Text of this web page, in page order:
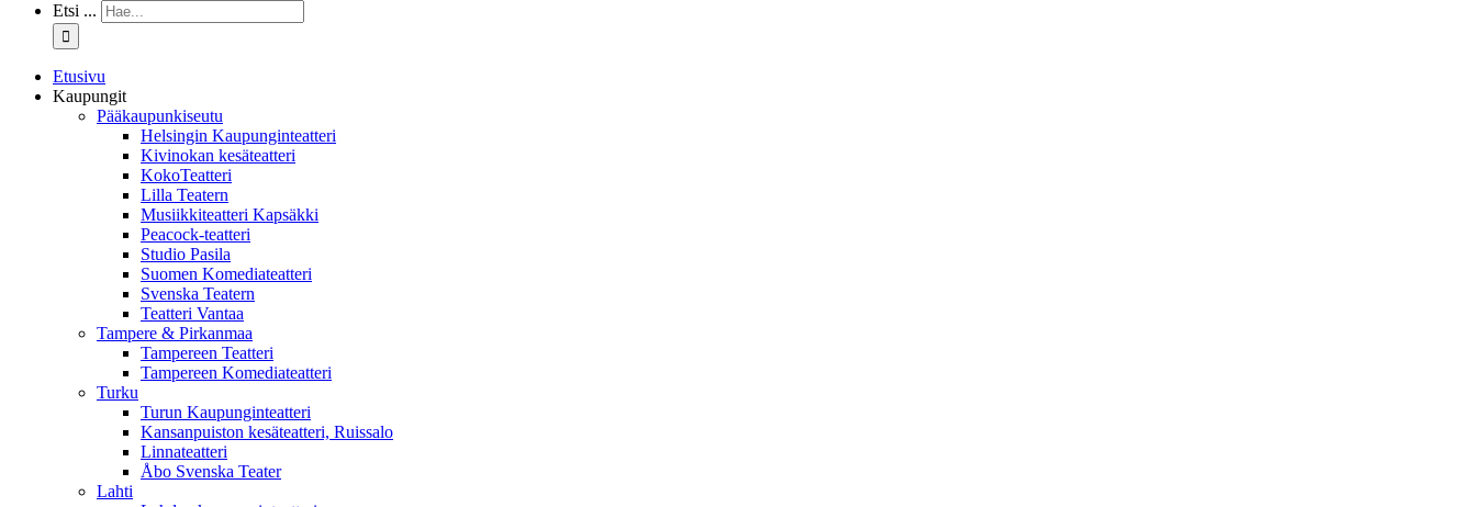
Etsi ...
Etusivu
Kaupungit
Pääkaupunkiseutu
Helsingin Kaupunginteatteri
Kivinokan kesäteatteri
KokoTeatteri
Lilla Teatern
Musiikkiteatteri Kapsäkki
Peacock-teatteri
Studio Pasila
Suomen Komediateatteri
Svenska Teatern
Teatteri Vantaa
Tampere & Pirkanmaa
Tampereen Teatteri
Tampereen Komediateatteri
Turku
Turun Kaupunginteatteri
Kansanpuiston kesäteatteri, Ruissalo
Linnateatteri
Åbo Svenska Teater
Lahti